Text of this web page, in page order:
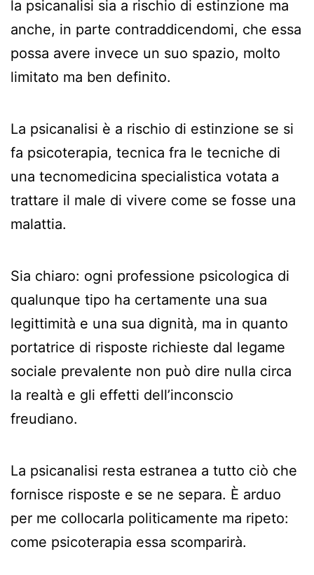
la psicanalisi sia a rischio di estinzione ma
anche, in parte contraddicendomi, che essa
possa avere invece un suo spazio, molto
limitato ma ben definito.
La psicanalisi è a rischio di estinzione se si
fa psicoterapia, tecnica fra le tecniche di
una tecnomedicina specialistica votata a
trattare il male di vivere come se fosse una
malattia.
Sia chiaro: ogni professione psicologica di
qualunque tipo ha certamente una sua
legittimità e una sua dignità, ma in quanto
portatrice di risposte richieste dal legame
sociale prevalente non può dire nulla circa
la realtà e gli effetti dell’inconscio
freudiano.
La psicanalisi resta estranea a tutto ciò che
fornisce risposte e se ne separa. È arduo
per me collocarla politicamente ma ripeto:
come psicoterapia essa scomparirà.